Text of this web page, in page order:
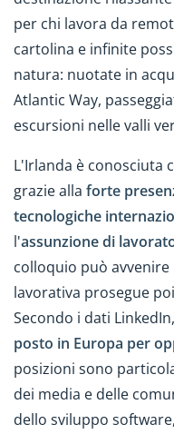
per chi lavora da
cartolina e infinite
natura: nuotate in
Atlantic Way,
escursioni nelle valli
L'Irlanda è conosciuta
grazie alla forte
tecnologiche
l'assunzione di
colloquio può
lavorativa prosegue
Secondo i dati
posto in Europa per
posizioni sono
dei media e delle
dello sviluppo